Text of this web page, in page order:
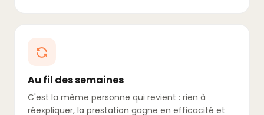
Au fil des semaines
C'est la même personne qui revient : rien à
réexpliquer, la prestation gagne en efficacité et